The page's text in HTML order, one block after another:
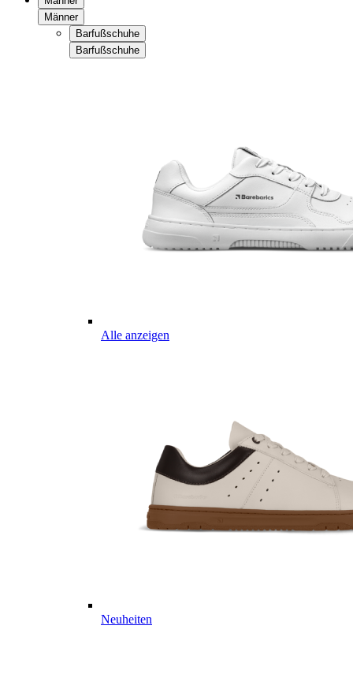
Männer
Barfußschuhe
Barfußschuhe
Alle anzeigen
Neuheiten